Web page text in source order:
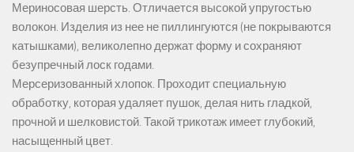
Мериносовая шерсть. Отличается высокой упругостью
волокон. Изделия из нее не пиллингуются (не покрываются
катышками), великолепно держат форму и сохраняют
безупречный лоск годами.
Мерсеризованный хлопок. Проходит специальную
обработку, которая удаляет пушок, делая нить гладкой,
прочной и шелковистой. Такой трикотаж имеет глубокий,
насыщенный цвет.